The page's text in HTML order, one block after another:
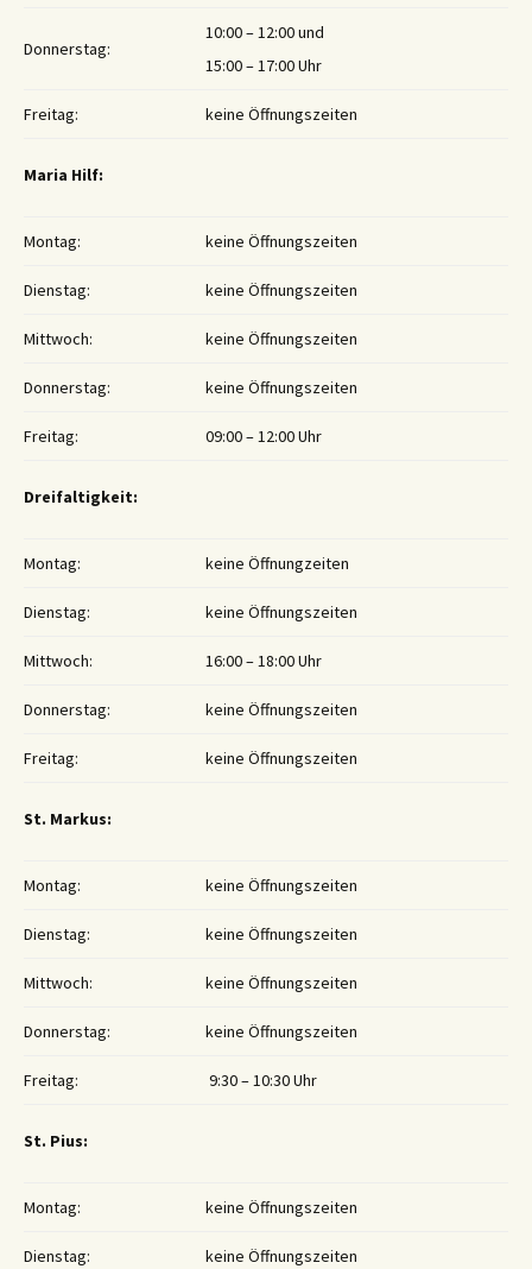
Donnerstag:
10:00 – 12:00 und
15:00 – 17:00 Uhr
Freitag: keine Öffnungszeiten
Maria Hilf:
Montag: keine Öffnungszeiten
Dienstag: keine Öffnungszeiten
Mittwoch: keine Öffnungszeiten
Donnerstag: keine Öffnungszeiten
Freitag: 09:00 – 12:00 Uhr
Dreifaltigkeit:
Montag: keine Öffnungzeiten
Dienstag: keine Öffnungszeiten
Mittwoch: 16:00 – 18:00 Uhr
Donnerstag: keine Öffnungszeiten
Freitag: keine Öffnungszeiten
St. Markus:
Montag: keine Öffnungszeiten
Dienstag: keine Öffnungszeiten
Mittwoch: keine Öffnungszeiten
Donnerstag: keine Öffnungszeiten
Freitag: 9:30 – 10:30 Uhr
St. Pius:
Montag: keine Öffnungszeiten
Dienstag: keine Öffnungszeiten